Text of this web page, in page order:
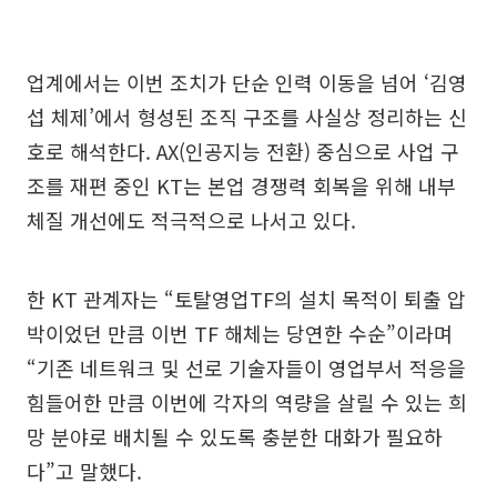
업계에서는 이번 조치가 단순 인력 이동을 넘어 ‘김영
섭 체제’에서 형성된 조직 구조를 사실상 정리하는 신
호로 해석한다. AX(인공지능 전환) 중심으로 사업 구
조를 재편 중인 KT는 본업 경쟁력 회복을 위해 내부
체질 개선에도 적극적으로 나서고 있다.
한 KT 관계자는 “토탈영업TF의 설치 목적이 퇴출 압
박이었던 만큼 이번 TF 해체는 당연한 수순”이라며
“기존 네트워크 및 선로 기술자들이 영업부서 적응을
힘들어한 만큼 이번에 각자의 역량을 살릴 수 있는 희
망 분야로 배치될 수 있도록 충분한 대화가 필요하
다”고 말했다.